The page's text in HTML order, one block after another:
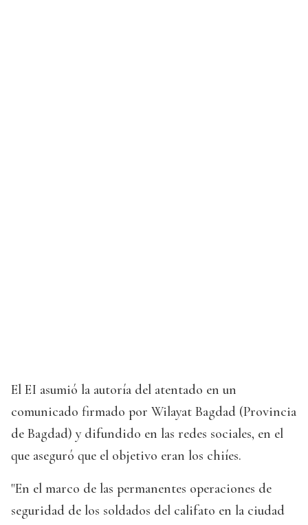
El EI asumió la autoría del atentado en un
comunicado firmado por Wilayat Bagdad (Provincia
de Bagdad) y difundido en las redes sociales, en el
que aseguró que el objetivo eran los chiíes.
"En el marco de las permanentes operaciones de
seguridad de los soldados del califato en la ciudad